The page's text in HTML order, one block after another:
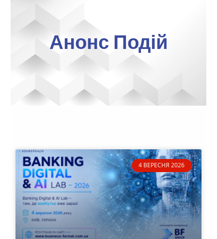
Анонс Подій
4 ВЕРЕСНЯ 2026